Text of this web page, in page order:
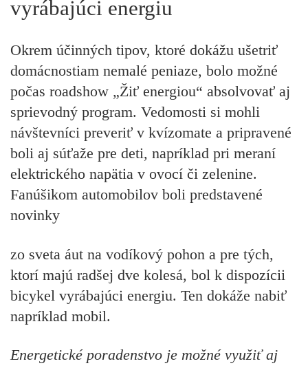
vyrábajúci energiu
Okrem účinných tipov, ktoré dokážu ušetriť
domácnostiam nemalé peniaze, bolo možné
počas roadshow „Žiť energiou“ absolvovať aj
sprievodný program. Vedomosti si mohli
návštevníci preveriť v kvízomate a pripravené
boli aj súťaže pre deti, napríklad pri meraní
elektrického napätia v ovocí či zelenine.
Fanúšikom automobilov boli predstavené
novinky
zo sveta áut na vodíkový pohon a pre tých,
ktorí majú radšej dve kolesá, bol k dispozícii
bicykel vyrábajúci energiu. Ten dokáže nabiť
napríklad mobil.
Energetické poradenstvo je možné využiť aj